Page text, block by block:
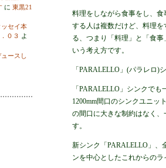
に 東黒21
セイ本
０３ よ
ースし
料理をしながら食事をし、
する人は複数だけど、料理
る、つまり「料理」と「食
いう考え方です。
「PARALELLO」(パラレロ
「PARALELLO」シンクで
1200mm間口のシンクユニッ
の間口に大きな制約はなく
す。
新シンク「PARALELLO」、
ンを中心としたこれからの